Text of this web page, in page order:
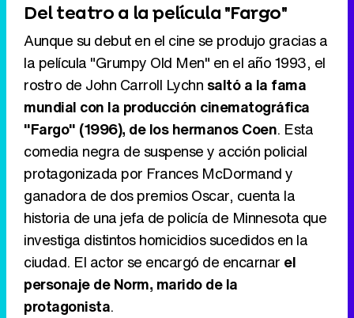
Del teatro a la película "Fargo"
Aunque su debut en el cine se produjo gracias a
la película "Grumpy Old Men" en el año 1993, el
rostro de John Carroll Lychn saltó a la fama
mundial con la producción cinematográfica
"Fargo" (1996), de los hermanos Coen. Esta
comedia negra de suspense y acción policial
protagonizada por Frances McDormand y
ganadora de dos premios Oscar, cuenta la
historia de una jefa de policía de Minnesota que
investiga distintos homicidios sucedidos en la
ciudad. El actor se encargó de encarnar el
personaje de Norm, marido de la
protagonista.